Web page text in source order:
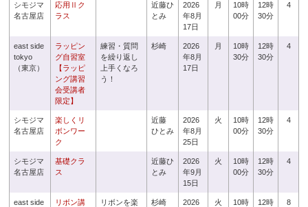
シモジマ
名古屋店
応用Ⅱク
ラス
近藤ひ
とみ
2026
年8月
17日
月
10時
00分
12時
30分
4
east side
tokyo
（東京）
ラッピン
グ自習室
【ラッピ
ング講習
会受講者
限定】
練習・質問
を繰り返し
上手くなろ
う！
杉崎
2026
年8月
17日
月
10時
30分
12時
30分
4
シモジマ
名古屋店
楽しくリ
ボンワー
ク
近藤
ひとみ
2026
年8月
25日
火
10時
00分
12時
30分
4
シモジマ
名古屋店
基礎クラ
ス
近藤ひ
とみ
2026
年9月
15日
火
10時
00分
12時
30分
4
east side
リボン講
リボンを楽
杉崎
2026
火
10時
12時
8